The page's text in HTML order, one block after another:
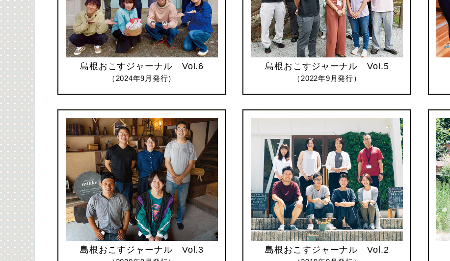
島根おこすジャーナル Vol.6
（2024年9月発行）
島根おこすジャーナル Vol.5
（2022年9月発行）
島根おこすジャーナル Vol.3 島根おこすジャーナル Vol.2